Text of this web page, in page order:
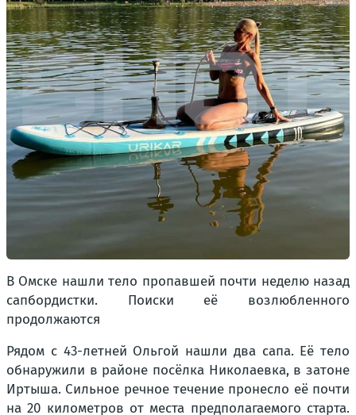
В Омске нашли тело пропавшей почти неделю назад
сапбордистки. Поиски её возлюбленного
продолжаются
Рядом с 43-летней Ольгой нашли два сапа. Её тело
обнаружили в районе посёлка Николаевка, в затоне
Иртыша. Сильное речное течение пронесло её почти
на 20 километров от места предполагаемого старта.